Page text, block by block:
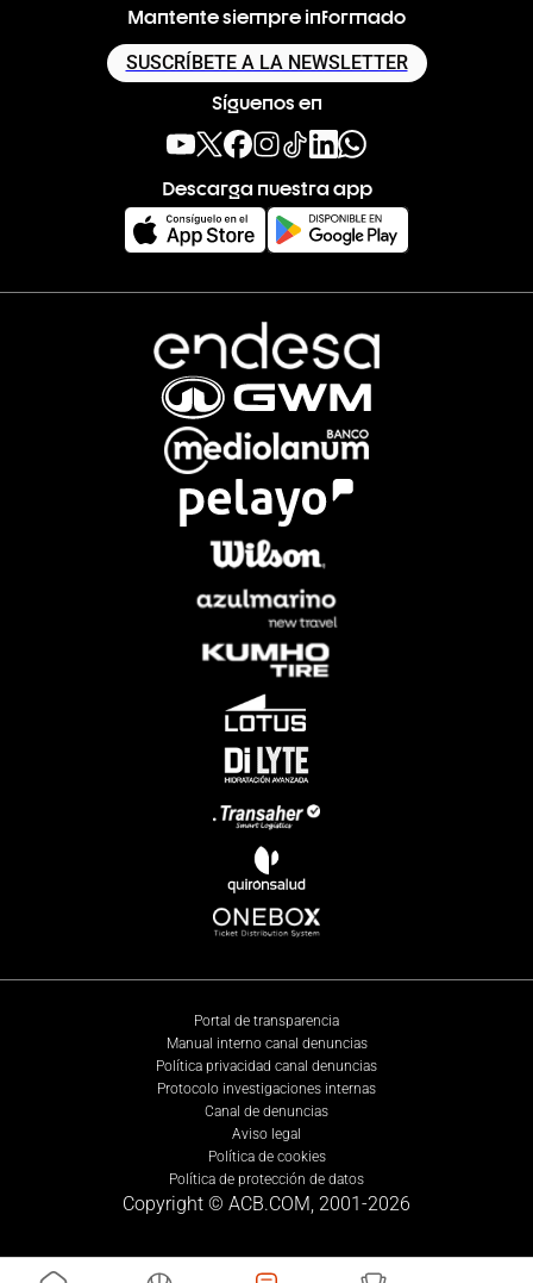
Mantente siempre informado
SUSCRÍBETE A LA NEWSLETTER
Síguenos en
Descarga nuestra app
Portal de transparencia
Manual interno canal denuncias
Política privacidad canal denuncias
Protocolo investigaciones internas
Canal de denuncias
Aviso legal
Política de cookies
Política de protección de datos
Copyright © ACB.COM, 2001-2026